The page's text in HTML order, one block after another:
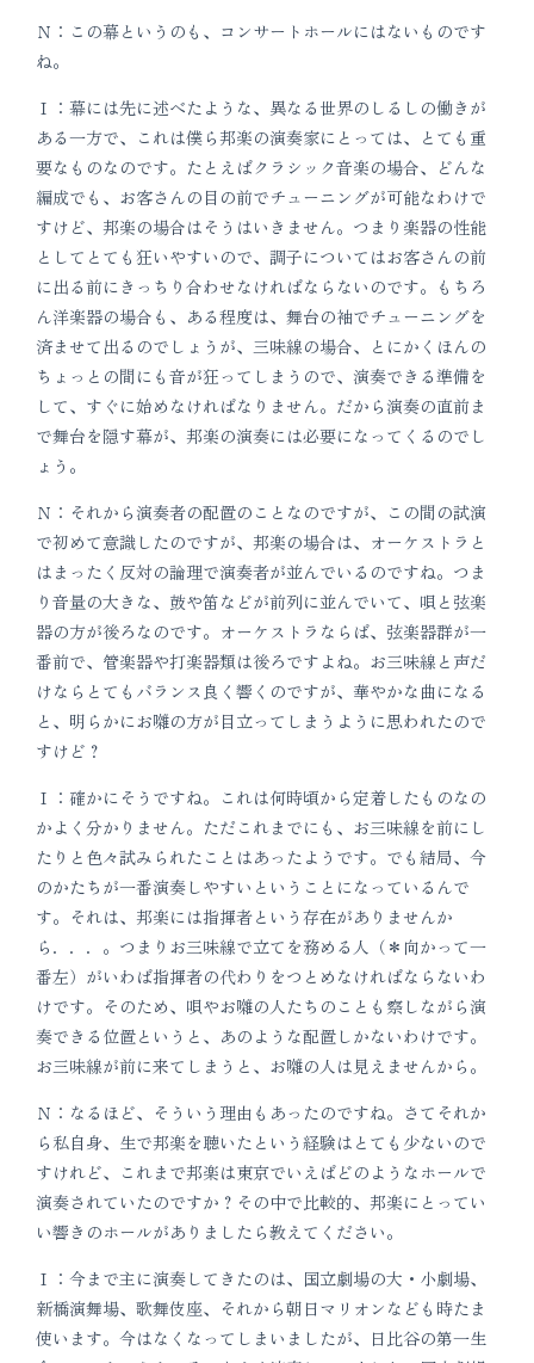
Ｎ：この幕というのも、コンサートホールにはないものです
ね。
Ｉ：幕には先に述べたような、異なる世界のしるしの働きが
ある一方で、これは僕ら邦楽の演奏家にとっては、とても重
要なものなのです。たとえばクラシック音楽の場合、どんな
編成でも、お客さんの目の前でチューニングが可能なわけで
すけど、邦楽の場合はそうはいきません。つまり楽器の性能
としてとても狂いやすいので、調子についてはお客さんの前
に出る前にきっちり合わせなければならないのです。もちろ
ん洋楽器の場合も、ある程度は、舞台の袖でチューニングを
済ませて出るのでしょうが、三味線の場合、とにかくほんの
ちょっとの間にも音が狂ってしまうので、演奏できる準備を
して、すぐに始めなければなりません。だから演奏の直前ま
で舞台を隠す幕が、邦楽の演奏には必要になってくるのでし
ょう。
Ｎ：それから演奏者の配置のことなのですが、この間の試演
で初めて意識したのですが、邦楽の場合は、オーケストラと
はまったく反対の論理で演奏者が並んでいるのですね。つま
り音量の大きな、鼓や笛などが前列に並んでいて、唄と弦楽
器の方が後ろなのです。オーケストラならば、弦楽器群が一
番前で、管楽器や打楽器類は後ろですよね。お三味線と声だ
けならとてもバランス良く響くのですが、華やかな曲になる
と、明らかにお囃の方が目立ってしまうように思われたので
すけど？
Ｉ：確かにそうですね。これは何時頃から定着したものなの
かよく分かりません。ただこれまでにも、お三味線を前にし
たりと色々試みられたことはあったようです。でも結局、今
のかたちが一番演奏しやすいということになっているんで
す。それは、邦楽には指揮者という存在がありませんか
ら．．．。つまりお三味線で立てを務める人（＊向かって一
番左）がいわば指揮者の代わりをつとめなければならないわ
けです。そのため、唄やお囃の人たちのことも察しながら演
奏できる位置というと、あのような配置しかないわけです。
お三味線が前に来てしまうと、お囃の人は見えませんから。
Ｎ：なるほど、そういう理由もあったのですね。さてそれか
ら私自身、生で邦楽を聴いたという経験はとても少ないので
すけれど、これまで邦楽は東京でいえばどのようなホールで
演奏されていたのですか？その中で比較的、邦楽にとってい
い響きのホールがありましたら教えてください。
Ｉ：今まで主に演奏してきたのは、国立劇場の大・小劇場、
新橋演舞場、歌舞伎座、それから朝日マリオンなども時たま
使います。今はなくなってしまいましたが、日比谷の第一生